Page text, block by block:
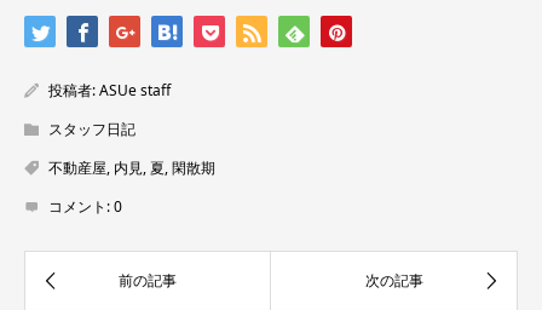
投稿者:ASUe staff
スタッフ日記
不動産屋, 内見,夏,閑散期
コメント:0